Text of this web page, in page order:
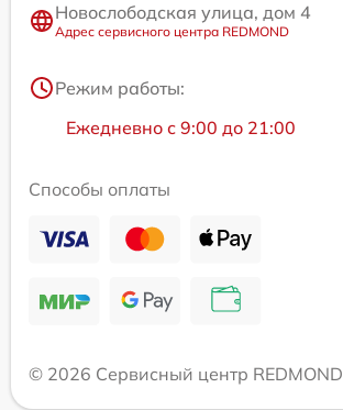
Новослободская улица, дом 4
Адрес сервисного центра REDMOND
Режим работы:
Ежедневно с 9:00 до 21:00
Способы оплаты
© 2026 Сервисный центр REDMOND